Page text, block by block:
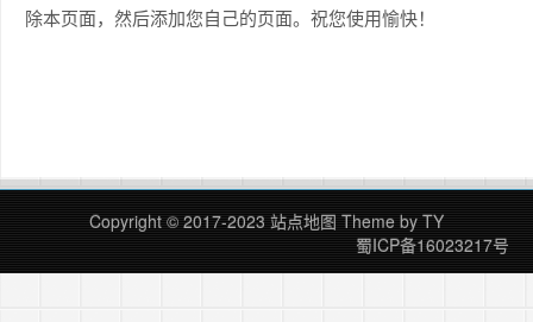
除本页面，然后添加您自己的页面。祝您使用愉快！
Copyright © 2017-2023 站点地图 Theme by TY
蜀ICP备16023217号